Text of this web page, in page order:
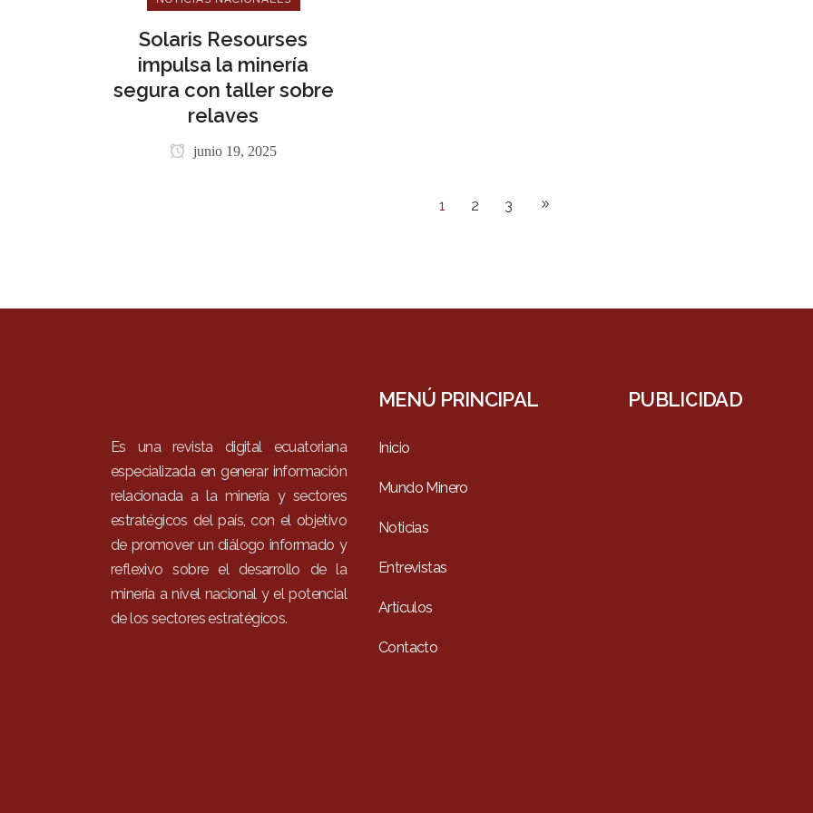
Solaris Resourses
impulsa la minería
segura con taller sobre
relaves
junio 19, 2025
1 2 3
Es una revista digital ecuatoriana
especializada en generar información
relacionada a la minería y sectores
estratégicos del país, con el objetivo
de promover un diálogo informado y
reflexivo sobre el desarrollo de la
minería a nivel nacional y el potencial
de los sectores estratégicos.
MENÚ PRINCIPAL
Inicio
Mundo Minero
Noticias
Entrevistas
Artículos
Contacto
PUBLICIDAD